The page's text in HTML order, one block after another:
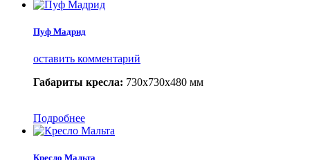
Пуф Мадрид
оставить комментарий
Габариты кресла: 730х730х480 мм
Подробнее
Кресло Мальта